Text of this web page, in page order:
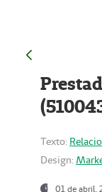
Texto:
Design:
01 de abril,